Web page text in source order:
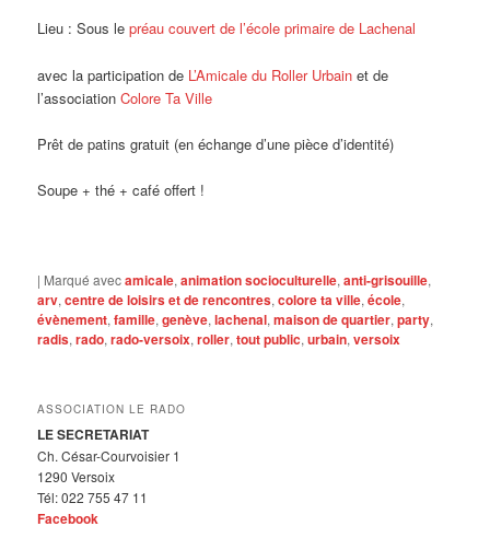
Lieu : Sous lepréau couvert de l’école primaire de Lachenal
avec la participation de L’Amicale du Roller Urbain et de
l’associationColore Ta Ville
Prêt de patins gratuit (en échange d’une pièce d’identité)
Soupe + thé + café offert !
| Marqué avecamicale,animation socioculturelle,anti-grisouille,
arv,centre de loisirs et de rencontres,colore ta ville,école,
évènement,famille,genève,lachenal,maison de quartier,party,
radis,rado,rado-versoix,roller,tout public,urbain,versoix
ASSOCIATION LE RADO
LE SECRETARIAT
Ch. César-Courvoisier 1
1290 Versoix
Tél: 022 755 47 11
Facebook